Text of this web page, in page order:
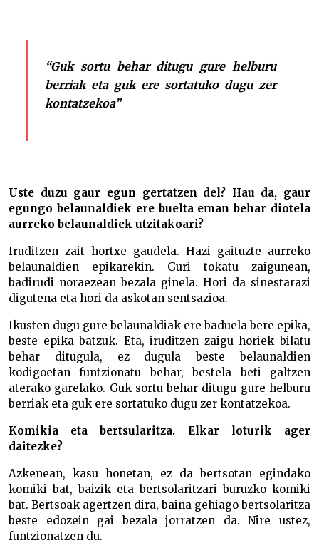
“Guk sortu behar ditugu gure helburu
berriak eta guk ere sortatuko dugu zer
kontatzekoa”
Uste duzu gaur egun gertatzen del? Hau da, gaur
egungo belaunaldiek ere buelta eman behar diotela
aurreko belaunaldiek utzitakoari?
Iruditzen zait hortxe gaudela. Hazi gaituzte aurreko
belaunaldien epikarekin. Guri tokatu zaigunean,
badirudi noraezean bezala ginela. Hori da sinestarazi
digutena eta hori da askotan sentsazioa.
Ikusten dugu gure belaunaldiak ere baduela bere epika,
beste epika batzuk. Eta, iruditzen zaigu horiek bilatu
behar ditugula, ez dugula beste belaunaldien
kodigoetan funtzionatu behar, bestela beti galtzen
aterako garelako. Guk sortu behar ditugu gure helburu
berriak eta guk ere sortatuko dugu zer kontatzekoa.
Komikia eta bertsularitza. Elkar loturik ager
daitezke?
Azkenean, kasu honetan, ez da bertsotan egindako
komiki bat, baizik eta bertsolaritzari buruzko komiki
bat. Bertsoak agertzen dira, baina gehiago bertsolaritza
beste edozein gai bezala jorratzen da. Nire ustez,
funtzionatzen du.